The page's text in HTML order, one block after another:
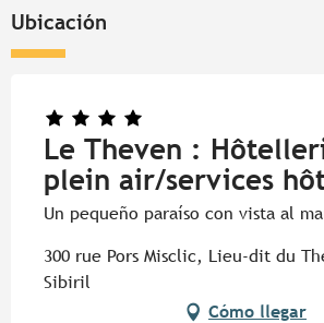
Ubicación
Le Theven :
plein air/services
Un pequeño paraíso con vista al
300 rue Pors Misclic, Lieu-dit du
Sibiril
Cómo llegar